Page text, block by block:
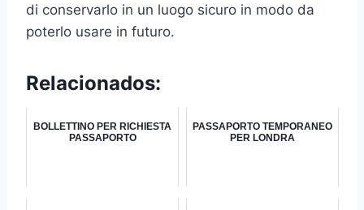
di conservarlo in un luogo sicuro in modo da
poterlo usare in futuro.
Relacionados:
BOLLETTINO PER RICHIESTA
PASSAPORTO
PASSAPORTO TEMPORANEO
PER LONDRA